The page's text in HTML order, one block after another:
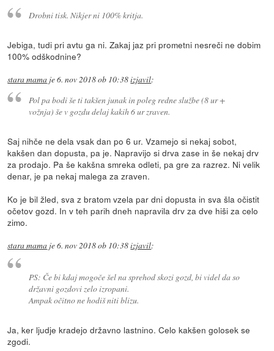
Drobni tisk. Nikjer ni 100% kritja.
Jebiga, tudi pri avtu ga ni. Zakaj jaz pri prometni nesreči ne dobim
100% odškodnine?
stara mama je6. nov 2018 ob 10:38izjavil:
Pol pa bodi še ti takšen junak in poleg redne službe (8 ur +
vožnja) še v gozdu delaj kakih 6 ur zraven.
Saj nihče ne dela vsak dan po 6 ur. Vzamejo si nekaj sobot,
kakšen dan dopusta, pa je. Napravijo si drva zase in še nekaj drv
za prodajo. Pa še kakšna smreka odleti, pa gre za razrez. Ni velik
denar, je pa nekaj malega za zraven.
Ko je bil žled, sva z bratom vzela par dni dopusta in sva šla očistit
očetov gozd. In v teh parih dneh napravila drv za dve hiši za celo
zimo.
stara mama je6. nov 2018 ob 10:38izjavil:
PS: Če bi kdaj mogoče šel na sprehod skozi gozd, bi videl da so
državni gozdovi zelo izropani.
Ampak očitno ne hodiš niti blizu.
Ja, ker ljudje kradejo državno lastnino. Celo kakšen golosek se
zgodi.